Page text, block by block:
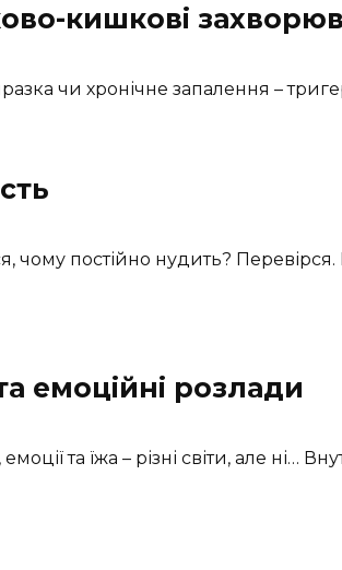
кишкові
чи хронічне запалення –
чому постійно нудить? Перевірся.
емоційні розлади
та їжа – різні світи, але ні…